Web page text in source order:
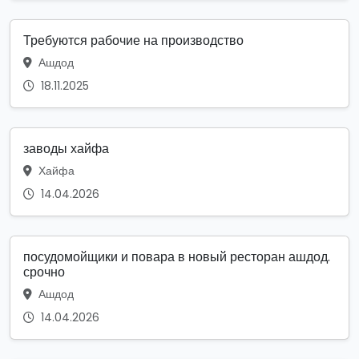
Требуются рабочие на производство
Ашдод
18.11.2025
заводы хайфа
Хайфа
14.04.2026
посудомойщики и повара в новый ресторан ашдод.
срочно
Ашдод
14.04.2026